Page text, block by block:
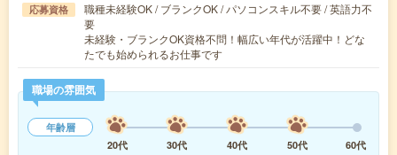
応募資格
職種未経験OK / ブランクOK / パソコンスキル不要 / 英語力不
要
未経験・ブランクOK資格不問！幅広い年代が活躍中！どな
たでも始められるお仕事です
職場の雰囲気
年齢層
20代
30代 40代 50代
60代